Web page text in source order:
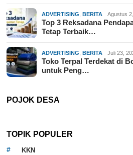
ADVERTISING ,BERITA Agustus
Top 3 Reksadana
Tetap Terbaik…
ADVERTISING ,BERITA Juli 23,
Toko Terpal Terdekat di
untuk Peng…
POJOK DESA
TOPIK POPULER
KKN